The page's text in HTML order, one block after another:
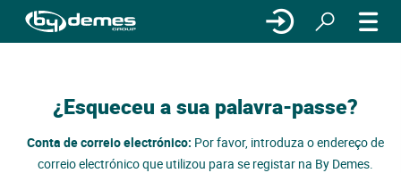
¿Esqueceu a sua palavra-passe?
Conta de correio electrónico: Por favor, introduza o endereço de
correio electrónico que utilizou para se registar na By Demes.